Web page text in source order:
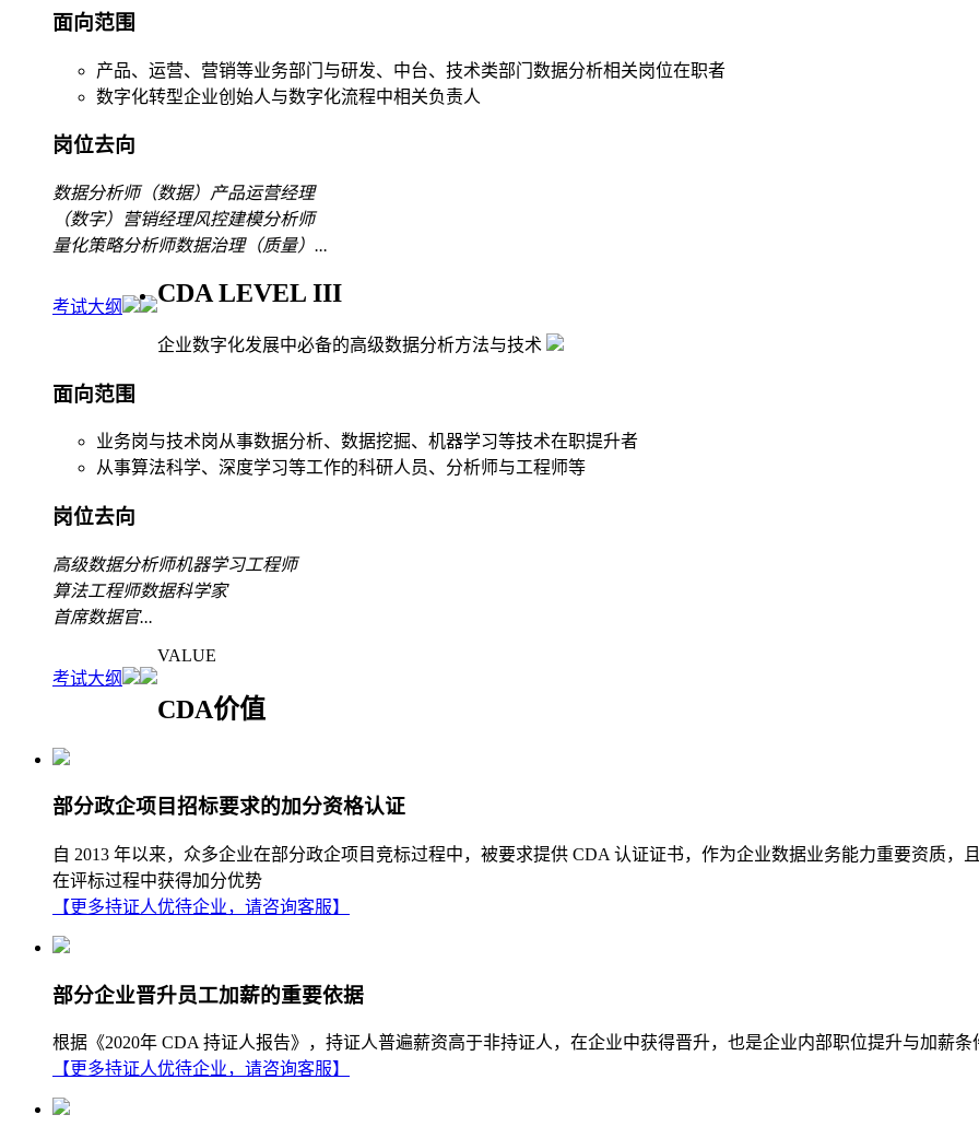
面向范围
产品、运营、营销等业务部门与研发、中台、技术类部门数据分析相关岗位在职者
数字化转型企业创始人与数字化流程中相关负责人
岗位去向
数据分析师（数据）产品运营经理
（数字）营销经理风控建模分析师
量化策略分析师数据治理（质量） ...
考试大纲 CDA LEVEL III
企业数字化发展中必备的高级数据分析方法与技术
面向范围
业务岗与技术岗从事数据分析、数据挖掘、机器学习等技术在职提升者
从事算法科学、深度学习等工作的科研人员、分析师与工程师等
岗位去向
高级数据分析师机器学习工程师
算法工程师数据科学家
首席数据官...
考试大纲
VALUE
CDA价值
部分政企项目招标要求的加分资格认证
自 2013 年以来，众多企业在部分政企项目竞标过程中，被要求提供 CDA 认证证书，作为企业数据业务能力重要资质
在评标过程中获得加分优势
【更多持证人优待企业，请咨询客服】
部分企业晋升员工加薪的重要依据
根据《2020年 CDA 持证人报告》，持证人普遍薪资高于非持证人，在企业中获得晋升，也是企业内部职位提升与加薪条
【更多持证人优待企业，请咨询客服】